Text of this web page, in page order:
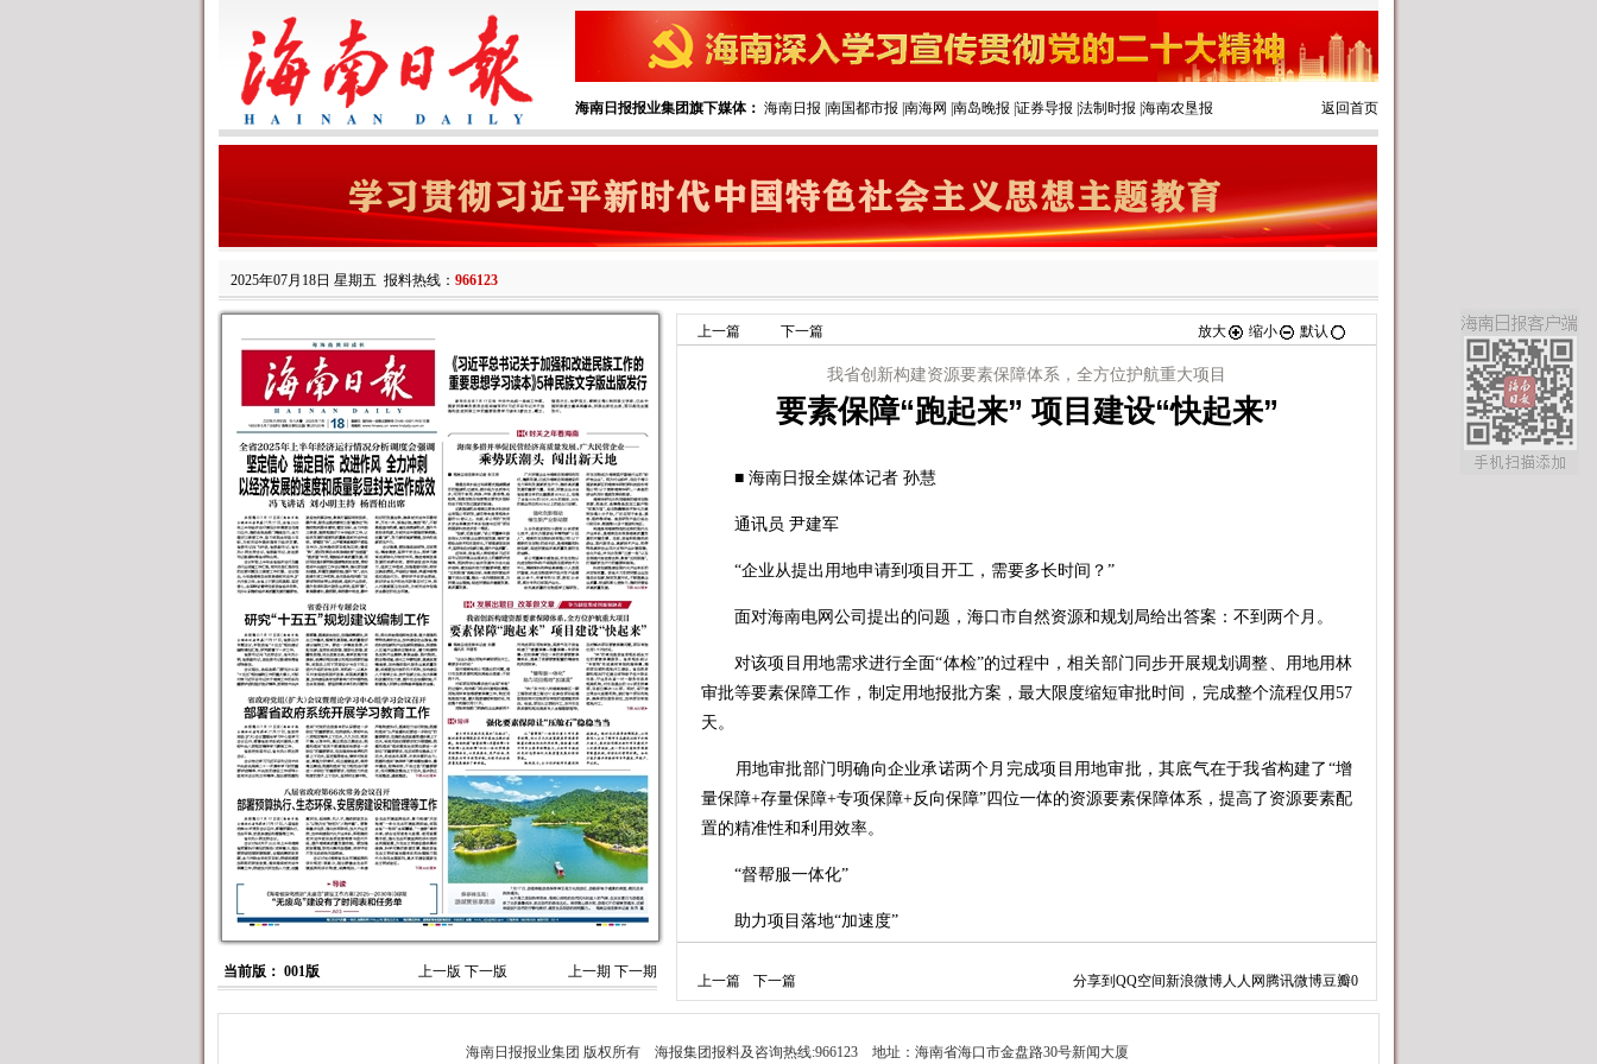
海南日报报业集团旗下媒体： 海南日报 南国都市报 南海网 南岛晚报 证券导报 法制时报 海南农垦报 返回首页
2025年07月18日 星期五 报料热线： 966123
当前版： 001版 上一版 下一版 上一期 下一期
上一篇 下一篇 放大 缩小 默认
我省创新构建资源要素保障体系，全方位护航重大项目
要素保障“跑起来” 项目建设“快起来”
■ 海南日报全媒体记者 孙慧
通讯员 尹建军
“企业从提出用地申请到项目开工，需要多长时间？”
面对海南电网公司提出的问题，海口市自然资源和规划局给出答案：不到两个月。
对该项目用地需求进行全面“体检”的过程中，相关部门同步开展规划调整、用地用林
审批等要素保障工作，制定用地报批方案，最大限度缩短审批时间，完成整个流程仅用57
天。
用地审批部门明确向企业承诺两个月完成项目用地审批，其底气在于我省构建了“增
量保障+存量保障+专项保障+反向保障”四位一体的资源要素保障体系，提高了资源要素配
置的精准性和利用效率。
“督帮服一体化”
助力项目落地“加速度”
地项目审批的速度感受深刻。他说，项目从立项到开工，东方市自然资源和规划局派专人
上一篇 下一篇 分享到 QQ空间新浪微博人人网 腾讯微博豆瓣0